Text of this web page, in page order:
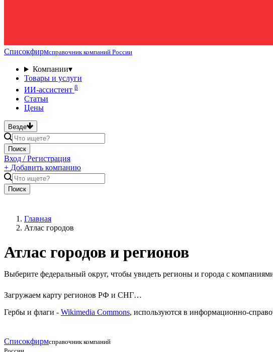
Списокфирмсправочник компаний России
Компании▾
Товары и услуги
ИИ-ассистент β
Статьи
Цены
Везде
Поиск
Вход / Регистрация
+ Добавить компанию
Поиск
Главная
Атлас городов
Атлас городов и регионов
Выберите федеральный округ, чтобы увидеть регионы и города с
Загружаем карту регионов РФ и СНГ…
Гербы и флаги - Wikimedia Commons, используются в информационно-
Списокфирмсправочник компаний